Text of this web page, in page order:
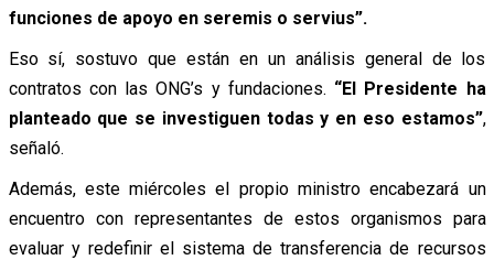
funciones de apoyo en seremis o servius”.
Eso sí, sostuvo que están en un análisis general de los
contratos con las ONG’s y fundaciones. “El Presidente ha
planteado que se investiguen todas y en eso estamos”,
señaló.
Además, este miércoles el propio ministro encabezará un
encuentro con representantes de estos organismos para
evaluar y redefinir el sistema de transferencia de recursos